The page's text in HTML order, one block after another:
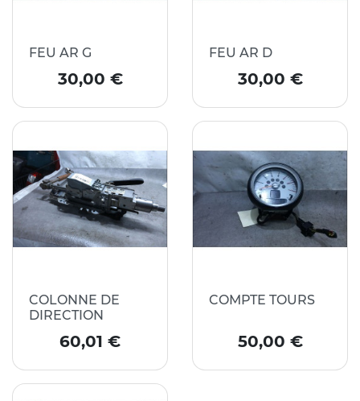
FEU AR G
Prix
30,00 €
FEU AR D
Prix
30,00 €
COLONNE DE
DIRECTION
Prix
60,01 €
COMPTE TOURS
Prix
50,00 €